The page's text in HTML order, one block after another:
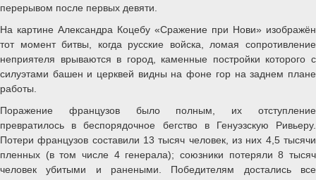
перерывом после первых девяти.
На картине Александра Коцебу «Сражение при Нови» изображён
тот момент битвы, когда русские войска, ломая сопротивление
неприятеля врываются в город, каменные постройки которого с
силуэтами башен и церквей видны на фоне гор на заднем плане
работы.
Поражение французов было полным, их отступление
превратилось в беспорядочное бегство в Генуэзскую Ривьеру.
Потери французов составили 13 тысяч человек, из них 4,5 тысячи
пленных (в том числе 4 генерала); союзники потеряли 8 тысяч
человек убитыми и ранеными. Победителям достались все